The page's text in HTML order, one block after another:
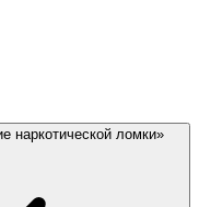
наркотической ломки»